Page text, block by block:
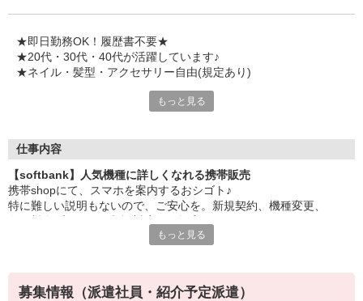
゜・。○。・゜+゜・。○。・゜+゜
★即日勤務OK！履歴書不要★
★20代・30代・40代が活躍しています♪
★ネイル・髪型・アクセサリー自由(規定あり)
シエロのスタッフは9割が未経験スタート。
ずっと先まで役に立ちます！
丁寧な研修もあるので、
みなさんから働きやすいと好評です♪
最新アプリ事情やお得なプラン、
スマホの裏ワザを学べるチャンス♪
￣￣￣￣￣￣￣￣￣￣￣
▼オフィスワーク
もっと見る
仕事内容
【softbank】人気機種に詳しくなれる携帯販売
携帯shopにて、スマホを案内するおシゴト♪
特に難しい説明もないので、ご安心を。新規契約、機種変更、
満足度◎
もっと見る
募集情報（派遣社員・紹介予定派遣）